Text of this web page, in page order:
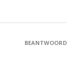
BEANTWOORD